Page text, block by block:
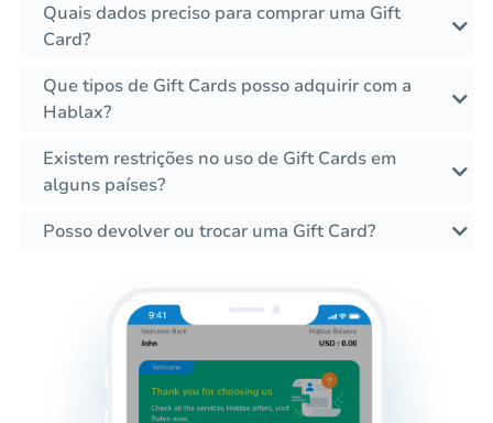
Quais dados preciso para comprar uma Gift
Card?
Que tipos de Gift Cards posso adquirir com a
Hablax?
Existem restrições no uso de Gift Cards em
alguns países?
Posso devolver ou trocar uma Gift Card?